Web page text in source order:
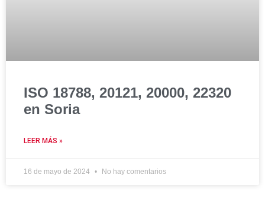
ISO 18788, 20121, 20000, 22320
en Soria
LEER MÁS »
16 de mayo de 2024 No hay comentarios